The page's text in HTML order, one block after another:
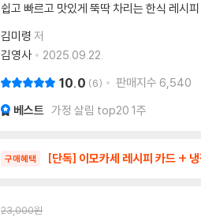
쉽고 빠르고 맛있게 뚝딱 차리는 한식 레시
김미령 저
김영사
2025.09.22.
10.0 6 판매지수 6,540
베스트 가정 살림 top20 1주
구매혜택 [단독] 이모카세 레시피 카드 +
23,000원